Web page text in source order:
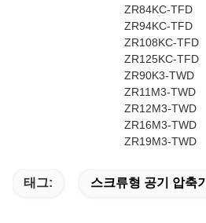
ZR84KC-TFD
ZR94KC-TFD
ZR108KC-TFD
ZR125KC-TFD
ZR90K3-TWD
ZR11M3-TWD
ZR12M3-TWD
ZR16M3-TWD
ZR19M3-TWD
태그: 스크류형 공기 압축기